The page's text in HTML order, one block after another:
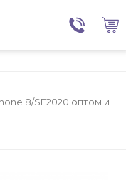
8/SE2020 оптом и